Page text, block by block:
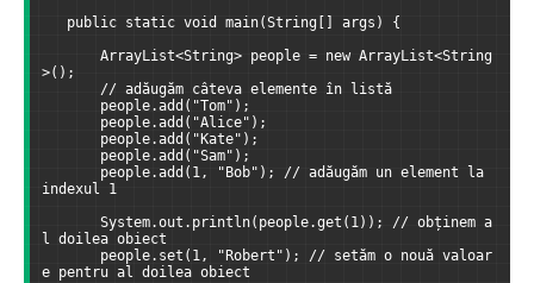
public static void main(String[] args) {
ArrayList<String> people = new ArrayList<String
>();
// adăugăm câteva elemente în listă
people.add("Tom");
people.add("Alice");
people.add("Kate");
people.add("Sam");
people.add(1, "Bob"); // adăugăm un element la
indexul 1
System.out.println(people.get(1)); // obținem a
l doilea obiect
people.set(1, "Robert"); // setăm o nouă valoar
e pentru al doilea obiect